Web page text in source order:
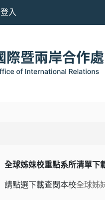
登入
全球姊妹校重點系所清單
請點選下載查閱本校全球姊